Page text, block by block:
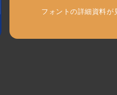
フォントの詳細資料が